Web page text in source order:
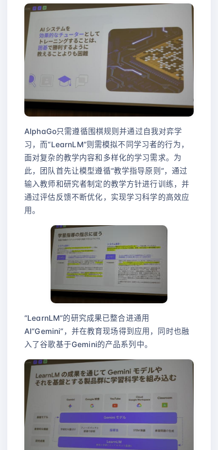
AlphaGo只需遵循围棋规则并通过自我对弈学
习，而“LearnLM”则需模拟不同学习者的行为，
面对复杂的教学内容和多样化的学习需求。为
此，团队首先让模型遵循“教学指导原则”，通过
输入教师和研究者制定的教学方针进行训练，并
通过评估反馈不断优化，实现学习科学的高效应
用。
“LearnLM”的研究成果已整合进通用
AI“Gemini”，并在教育现场得到应用，同时也融
入了谷歌基于Gemini的产品系列中。